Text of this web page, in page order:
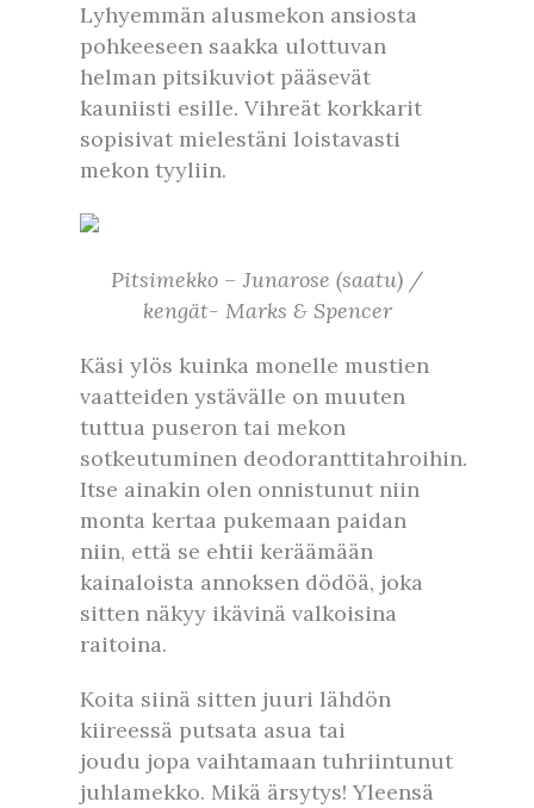
Lyhyemmän alusmekon ansiosta
pohkeeseen saakka ulottuvan
helman pitsikuviot pääsevät
kauniisti esille. Vihreät korkkarit
sopisivat mielestäni loistavasti
mekon tyyliin.
Pitsimekko – Junarose (saatu) /
kengät- Marks & Spencer
Käsi ylös kuinka monelle mustien
vaatteiden ystävälle on muuten
tuttua puseron tai mekon
sotkeutuminen deodoranttitahroihin.
Itse ainakin olen onnistunut niin
monta kertaa pukemaan paidan
niin, että se ehtii keräämään
kainaloista annoksen dödöä, joka
sitten näkyy ikävinä valkoisina
raitoina.
Koita siinä sitten juuri lähdön
kiireessä putsata asua tai
joudu jopa vaihtamaan tuhriintunut
juhlamekko. Mikä ärsytys! Yleensä